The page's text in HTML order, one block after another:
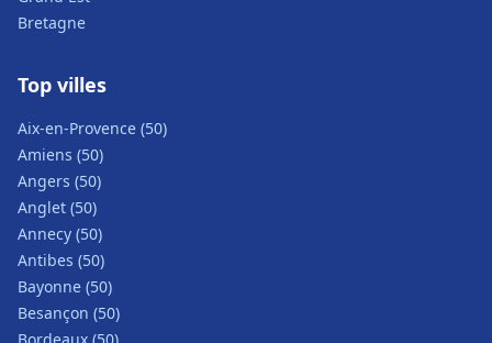
Bretagne
Top villes
Aix-en-Provence (50)
Amiens (50)
Angers (50)
Anglet (50)
Annecy (50)
Antibes (50)
Bayonne (50)
Besançon (50)